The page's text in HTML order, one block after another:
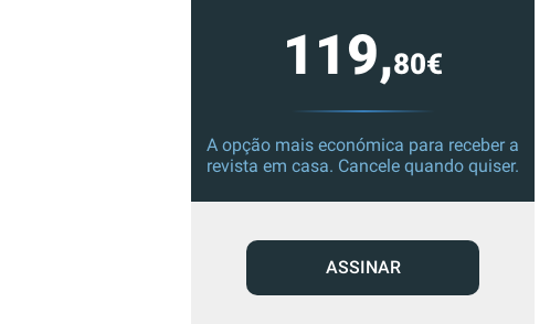
119,80€
A opção mais económica para receber a
revista em casa. Cancele quando quiser.
ASSINAR